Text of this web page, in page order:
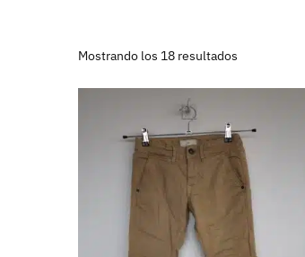
Mostrando los 18 resultados